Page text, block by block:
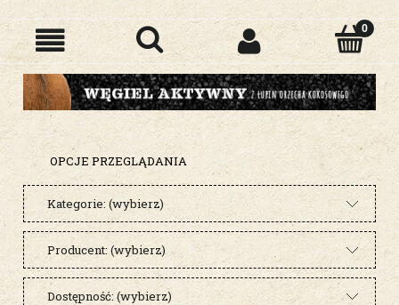
OPCJE PRZEGLĄDANIA
Kategorie: (wybierz)
Producent: (wybierz)
Dostępność: (wybierz)